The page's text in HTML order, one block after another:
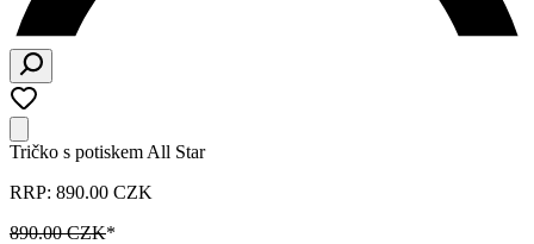
Tričko s potiskem All Star
RRP: 890.00 CZK
890.00 CZK*